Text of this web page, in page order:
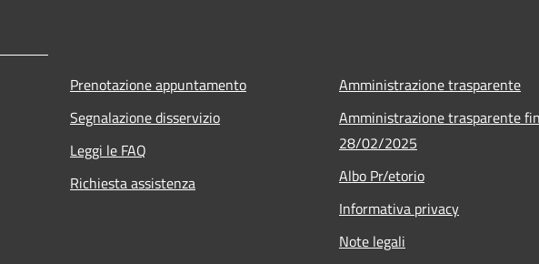
Prenotazione appuntamento
Segnalazione disservizio
Leggi le FAQ
Richiesta assistenza
Amministrazione trasparente
Amministrazione trasparente
28/02/2025
Albo Pr/etorio
Informativa privacy
Note legali